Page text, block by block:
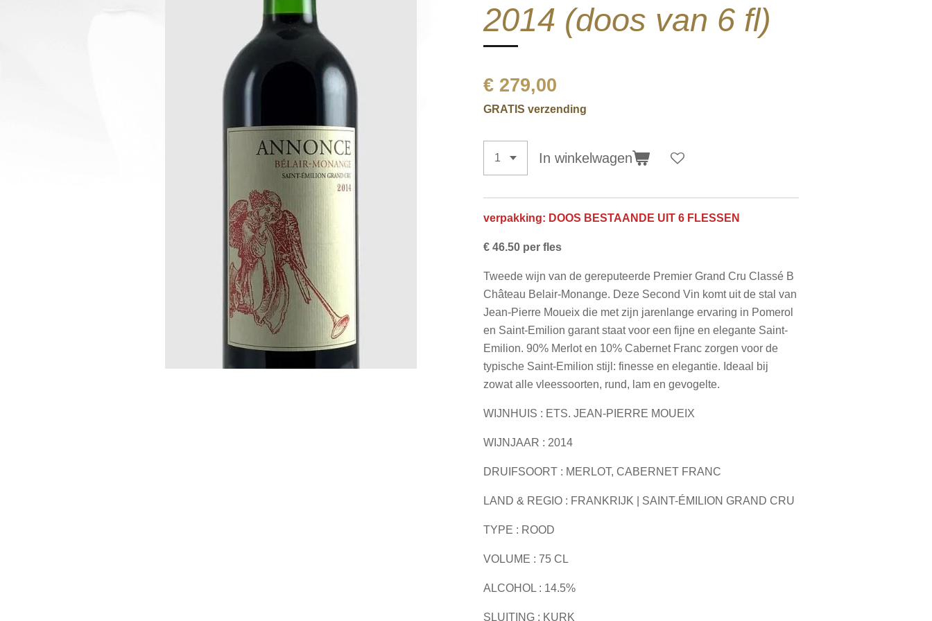
2014 (doos van 6 fl)
€ 279,00
GRATIS verzending
In winkelwagen
verpakking: DOOS BESTAANDE UIT 6 FLESSEN
€ 46.50 per fles
Tweede wijn van de gereputeerde Premier Grand Cru Classé B
Château Belair-Monange. Deze Second Vin komt uit de stal van
Jean-Pierre Moueix die met zijn jarenlange ervaring in Pomerol
en Saint-Emilion garant staat voor een fijne en elegante Saint-
Emilion. 90% Merlot en 10% Cabernet Franc zorgen voor de
typische Saint-Emilion stijl: finesse en elegantie. Ideaal bij
zowat alle vleessoorten, rund, lam en gevogelte.
WIJNHUIS : ETS. JEAN-PIERRE MOUEIX
WIJNJAAR : 2014
DRUIFSOORT : MERLOT, CABERNET FRANC
LAND & REGIO : FRANKRIJK | SAINT-ÉMILION GRAND CRU
TYPE : ROOD
VOLUME : 75 CL
ALCOHOL : 14.5%
SLUITING : KURK